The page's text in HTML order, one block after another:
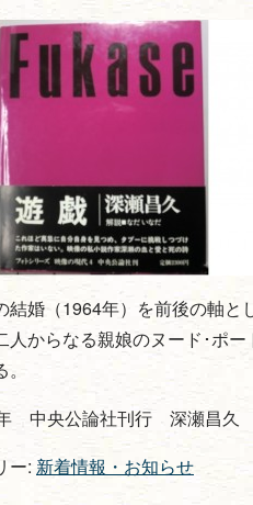
結婚（1964年）を前後の軸と
人からなる親娘のヌード･ポ
中央公論社刊行 深瀬昌久
ー: 新着情報・お知らせ